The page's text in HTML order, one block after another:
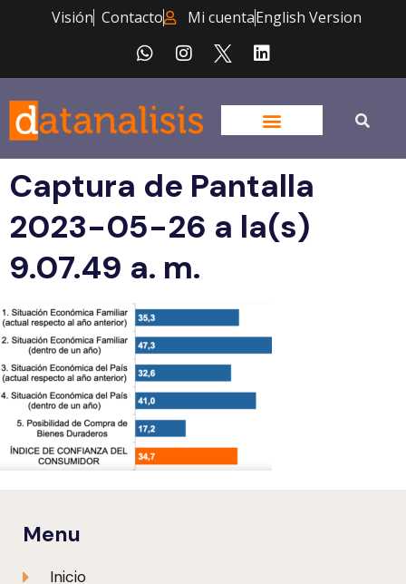
Visión Contacto Mi cuentaEnglish Version
Captura de Pantalla
2023-05-26 a la(s)
9.07.49 a. m.
Menu
Inicio